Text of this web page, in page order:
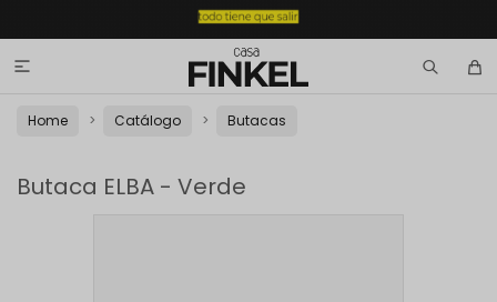

Home Catálogo Butacas
Butaca ELBA - Verde